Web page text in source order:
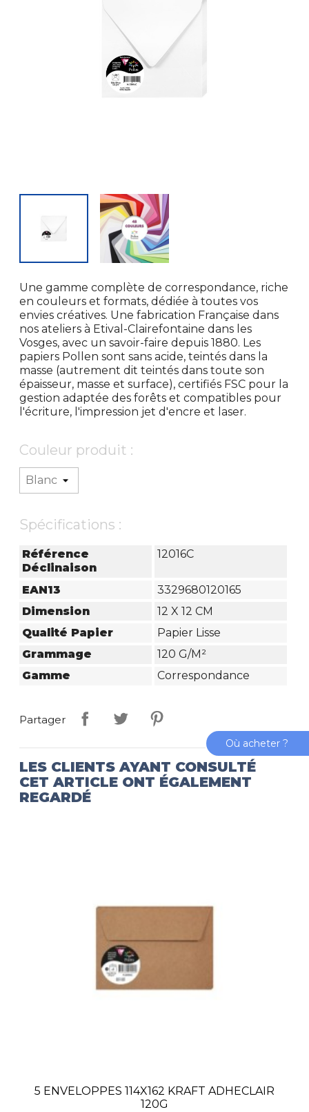
Une gamme complète de correspondance, riche
en couleurs et formats, dédiée à toutes vos
envies créatives. Une fabrication Française dans
nos ateliers à Etival-Clairefontaine dans les
Vosges, avec un savoir-faire depuis 1880. Les
papiers Pollen sont sans acide, teintés dans la
masse (autrement dit teintés dans toute son
épaisseur, masse et surface), certifiés FSC pour la
gestion adaptée des forêts et compatibles pour
l'écriture, l'impression jet d'encre et laser.
Couleur produit :
Spécifications :
Référence
Déclinaison
12016C
EAN13
3329680120165
Dimension
12 X 12 CM
Qualité Papier
Papier Lisse
Grammage
120 G/m²
Gamme
Correspondance
Partager
LES CLIENTS AYANT CONSULTÉ
CET ARTICLE ONT ÉGALEMENT
REGARDÉ
5 ENVELOPPES 114X162 KRAFT ADHECLAIR
120G
Où acheter ?